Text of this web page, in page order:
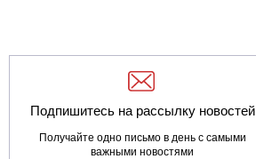
Подпишитесь на рассылку новостей
Получайте одно письмо в день с самыми
важными новостями